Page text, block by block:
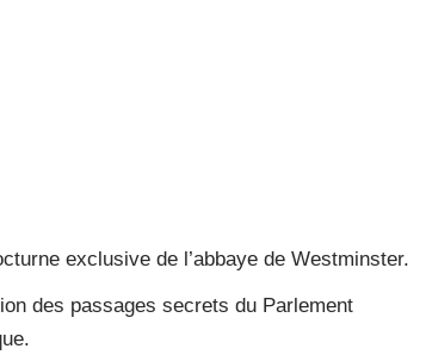
exclusive de l’abbaye de Westminster.
des passages secrets du Parlement